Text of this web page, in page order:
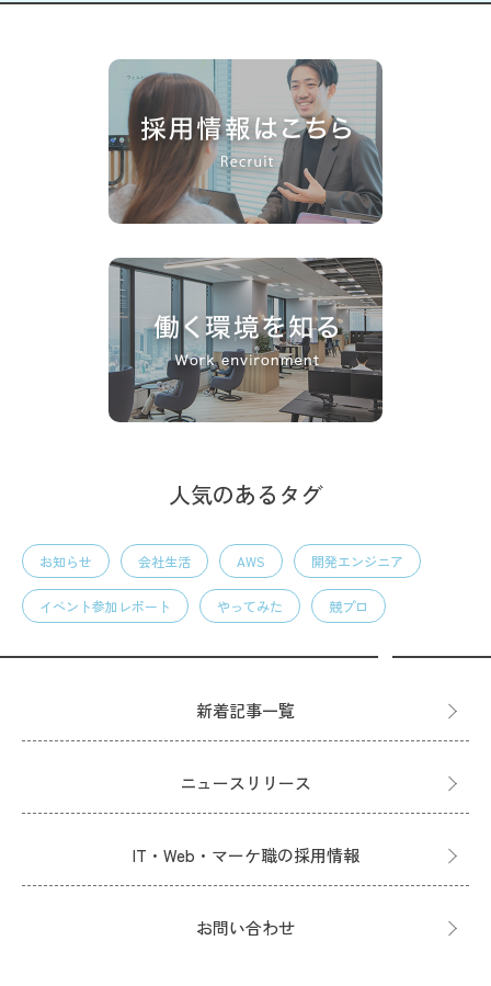
人気のあるタグ
お知らせ 会社生活 AWS 開発エンジニア
イベント参加レポート やってみた 競プロ
新着記事一覧
ニュースリリース
IT・Web・マーケ職の採用情報
お問い合わせ